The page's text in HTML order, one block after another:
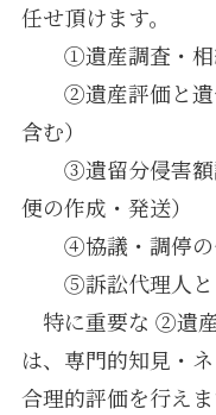
任せ頂けます。
①遺産調査・相
②遺産評価と遺
含む）
③遺留分侵害額
便の作成・発送）
④協議・調停の
⑤訴訟代理人と
特に重要な ②遺
は、専門的知見・
合理的評価を行えま